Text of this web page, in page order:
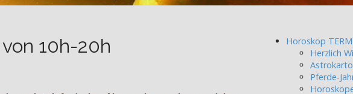
10h-20h
Horoskop
Herzlich
Pferde-